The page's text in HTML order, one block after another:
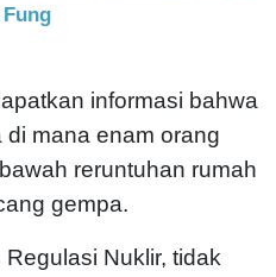
informasi bahwa
mana enam orang
reruntuhan rumah
gempa.
Nuklir, tidak